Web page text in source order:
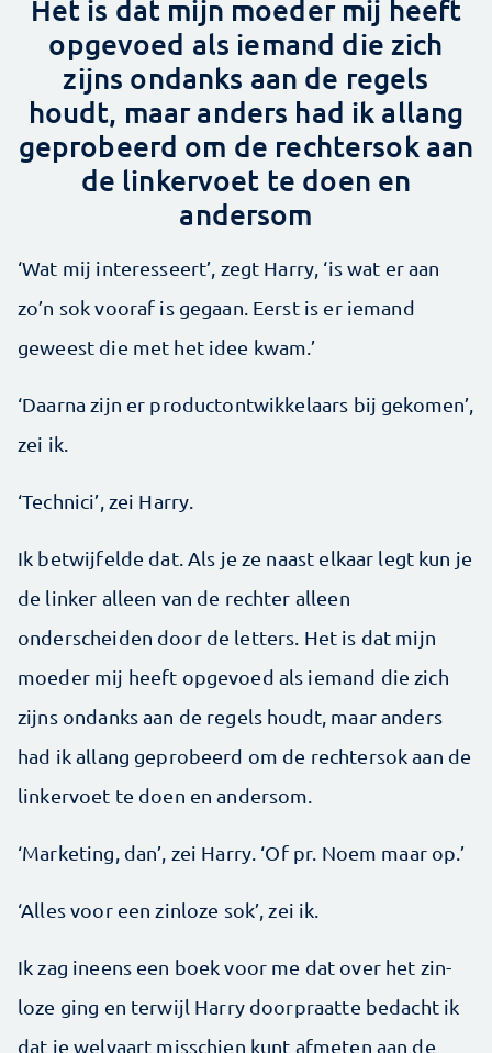
Het is dat mijn moeder mij heeft
opgevoed als iemand die zich
zijns ondanks aan de regels
houdt, maar anders had ik allang
geprobeerd om de rechtersok aan
de linkervoet te doen en
andersom
‘Wat mij interesseert’, zegt Harry, ‘is wat er aan
zo’n sok vooraf is gegaan. Eerst is er iemand
geweest die met het idee kwam.’
‘Daarna zijn er productontwikkelaars bij gekomen’,
zei ik.
‘Technici’, zei Harry.
Ik betwijfelde dat. Als je ze naast elkaar legt kun je
de linker alleen van de rechter alleen
onderscheiden door de letters. Het is dat mijn
moeder mij heeft opgevoed als iemand die zich
zijns ondanks aan de regels houdt, maar anders
had ik allang geprobeerd om de rechtersok aan de
linkervoet te doen en andersom.
‘Marketing, dan’, zei Harry. ‘Of pr. Noem maar op.’
‘Alles voor een zinloze sok’, zei ik.
Ik zag ineens een boek voor me dat over het zin­
loze ging en terwijl Harry doorpraatte bedacht ik
dat je welvaart misschien kunt afmeten aan de